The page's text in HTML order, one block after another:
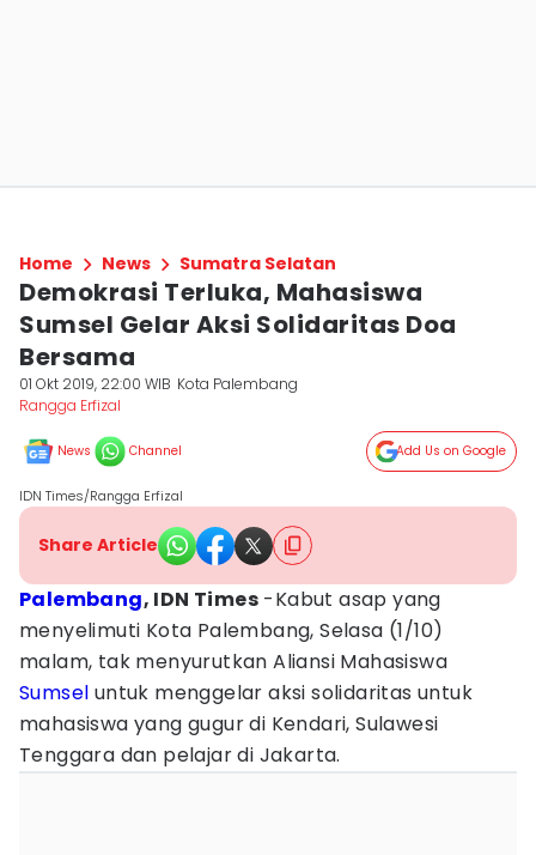
Home News Sumatra Selatan
Demokrasi Terluka, Mahasiswa
Sumsel Gelar Aksi Solidaritas Doa
Bersama
01 Okt 2019, 22:00 WIB Kota Palembang
Rangga Erfizal
News Channel Add Us on Google
IDN Times/Rangga Erfizal
Share Article
Palembang, IDN Times -Kabut asap yang
menyelimuti Kota Palembang, Selasa (1/10)
malam, tak menyurutkan Aliansi Mahasiswa
Sumsel untuk menggelar aksi solidaritas untuk
mahasiswa yang gugur di Kendari, Sulawesi
Tenggara dan pelajar di Jakarta.